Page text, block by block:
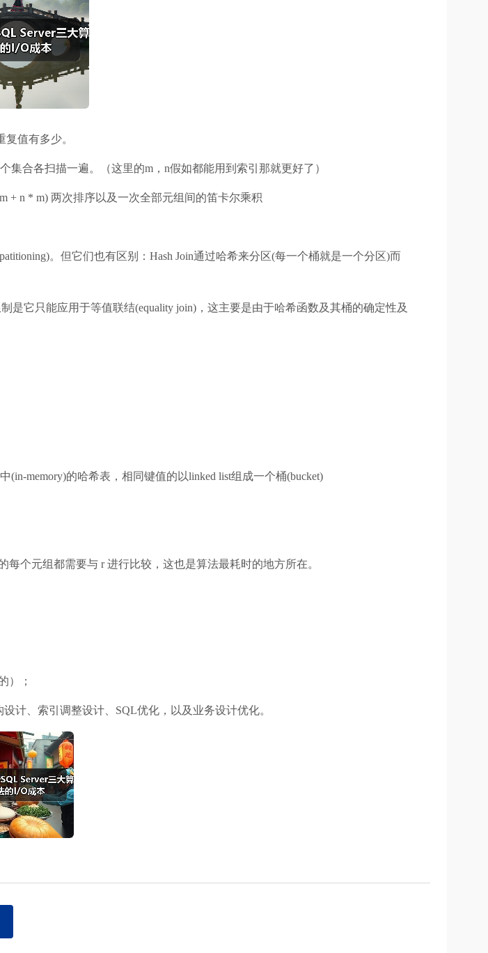
值有多少。
合各扫描一遍。（这里的m，n假如都能用到索引那就更好了）
+ n * m) 两次排序以及一次全部元组间的笛卡尔乘积
。但它们也有区别：Hash Join通过哈希来分区(每一个桶就是一个分区)而
是它只能应用于等值联结(equality join)，这主要是由于哈希函数及其桶的确定性及
(in-memory)的哈希表，相同键值的以linked list组成一个桶(bucket)
每个元组都需要与 r 进行比较，这也是算法最耗时的地方所在。
）；
计、索引调整设计、SQL优化，以及业务设计优化。